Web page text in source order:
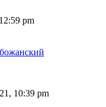
pm
10:39 pm